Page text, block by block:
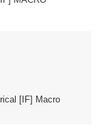
[IF] Macro